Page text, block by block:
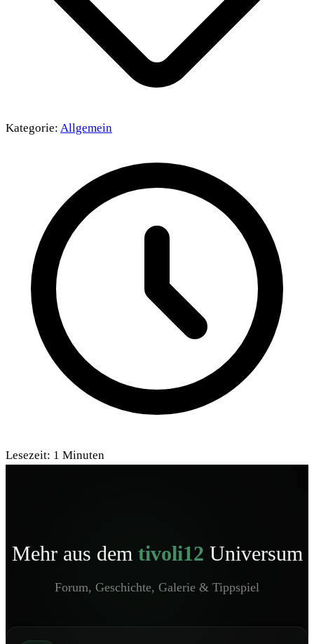
Kategorie: Allgemein
Lesezeit: 1 Minuten
Mehr aus dem tivoli12 Universum
Forum, Geschichte, Galerie & Tippspiel